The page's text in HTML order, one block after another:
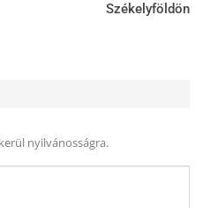
Székelyföldön
nyilvánosságra.